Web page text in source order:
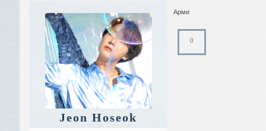
Jeon Hoseok
Арми
0